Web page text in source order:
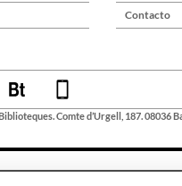
Contacto
Comte d’Urgell, 187. 08036